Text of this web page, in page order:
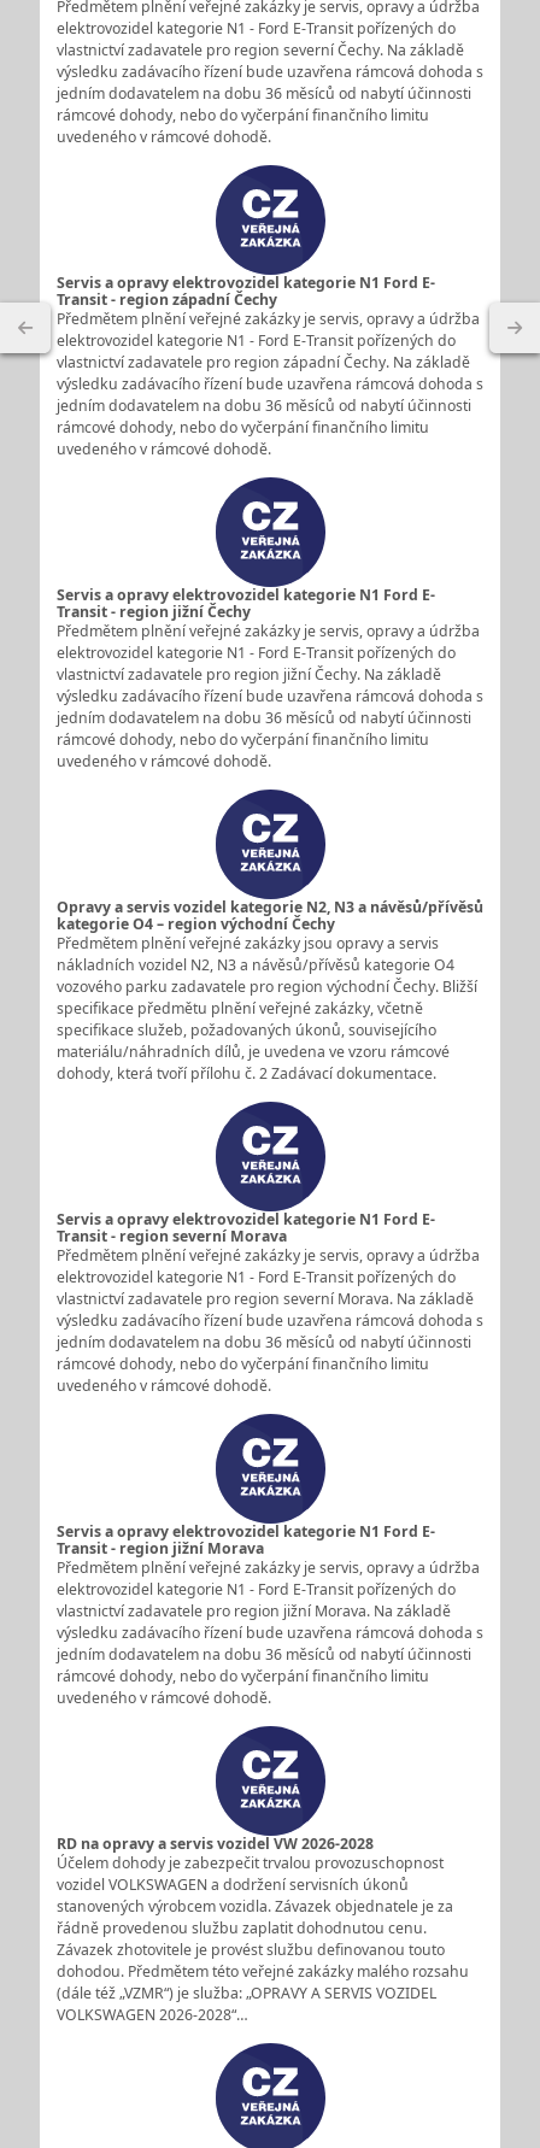
Předmětem plnění veřejné zakázky je servis, opravy a údržba
elektrovozidel kategorie N1 - Ford E-Transit pořízených do
vlastnictví zadavatele pro region severní Čechy. Na základě
výsledku zadávacího řízení bude uzavřena rámcová dohoda s
jedním dodavatelem na dobu 36 měsíců od nabytí účinnosti
rámcové dohody, nebo do vyčerpání finančního limitu
uvedeného v rámcové dohodě.
Servis a opravy elektrovozidel kategorie N1 Ford E-
Transit - region západní Čechy
Předmětem plnění veřejné zakázky je servis, opravy a údržba
elektrovozidel kategorie N1 - Ford E-Transit pořízených do
vlastnictví zadavatele pro region západní Čechy. Na základě
výsledku zadávacího řízení bude uzavřena rámcová dohoda s
jedním dodavatelem na dobu 36 měsíců od nabytí účinnosti
rámcové dohody, nebo do vyčerpání finančního limitu
uvedeného v rámcové dohodě.
Servis a opravy elektrovozidel kategorie N1 Ford E-
Transit - region jižní Čechy
Předmětem plnění veřejné zakázky je servis, opravy a údržba
elektrovozidel kategorie N1 - Ford E-Transit pořízených do
vlastnictví zadavatele pro region jižní Čechy. Na základě
výsledku zadávacího řízení bude uzavřena rámcová dohoda s
jedním dodavatelem na dobu 36 měsíců od nabytí účinnosti
rámcové dohody, nebo do vyčerpání finančního limitu
uvedeného v rámcové dohodě.
Opravy a servis vozidel kategorie N2, N3 a návěsů/přívěsů
kategorie O4 – region východní Čechy
Předmětem plnění veřejné zakázky jsou opravy a servis
nákladních vozidel N2, N3 a návěsů/přívěsů kategorie O4
vozového parku zadavatele pro region východní Čechy. Bližší
specifikace předmětu plnění veřejné zakázky, včetně
specifikace služeb, požadovaných úkonů, souvisejícího
materiálu/náhradních dílů, je uvedena ve vzoru rámcové
dohody, která tvoří přílohu č. 2 Zadávací dokumentace.
Servis a opravy elektrovozidel kategorie N1 Ford E-
Transit - region severní Morava
Předmětem plnění veřejné zakázky je servis, opravy a údržba
elektrovozidel kategorie N1 - Ford E-Transit pořízených do
vlastnictví zadavatele pro region severní Morava. Na základě
výsledku zadávacího řízení bude uzavřena rámcová dohoda s
jedním dodavatelem na dobu 36 měsíců od nabytí účinnosti
rámcové dohody, nebo do vyčerpání finančního limitu
uvedeného v rámcové dohodě.
Servis a opravy elektrovozidel kategorie N1 Ford E-
Transit - region jižní Morava
Předmětem plnění veřejné zakázky je servis, opravy a údržba
elektrovozidel kategorie N1 - Ford E-Transit pořízených do
vlastnictví zadavatele pro region jižní Morava. Na základě
výsledku zadávacího řízení bude uzavřena rámcová dohoda s
jedním dodavatelem na dobu 36 měsíců od nabytí účinnosti
rámcové dohody, nebo do vyčerpání finančního limitu
uvedeného v rámcové dohodě.
RD na opravy a servis vozidel VW 2026-2028
Účelem dohody je zabezpečit trvalou provozuschopnost
vozidel VOLKSWAGEN a dodržení servisních úkonů
stanovených výrobcem vozidla. Závazek objednatele je za
řádně provedenou službu zaplatit dohodnutou cenu.
Závazek zhotovitele je provést službu definovanou touto
dohodou. Předmětem této veřejné zakázky malého rozsahu
(dále též „VZMR“) je služba: „OPRAVY A SERVIS VOZIDEL
VOLKSWAGEN 2026-2028“…